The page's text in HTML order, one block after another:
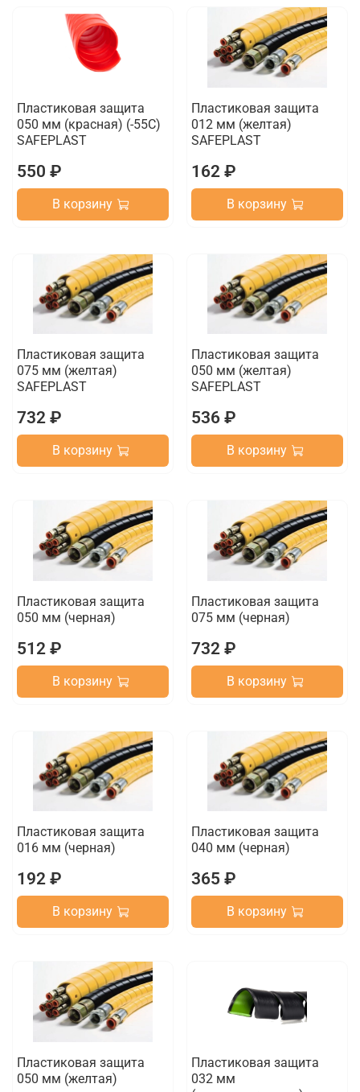
Пластиковая защита
050 мм (красная) (-55C)
SAFEPLAST
550 ₽
В корзину
Пластиковая защита
012 мм (желтая)
SAFEPLAST
162 ₽
В корзину
Пластиковая защита
075 мм (желтая)
SAFEPLAST
732 ₽
В корзину
Пластиковая защита
050 мм (желтая)
SAFEPLAST
536 ₽
В корзину
Пластиковая защита
050 мм (черная)
512 ₽
В корзину
Пластиковая защита
075 мм (черная)
732 ₽
В корзину
Пластиковая защита
016 мм (черная)
192 ₽
В корзину
Пластиковая защита
040 мм (черная)
365 ₽
В корзину
Пластиковая защита
050 мм (желтая)
Пластиковая защита
032 мм